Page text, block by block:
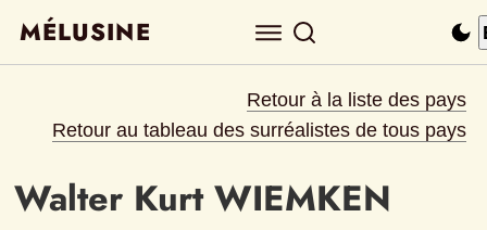
MÉLUSINE
Retour à la liste des pays
Retour au tableau des surréalistes de tous pays
Walter Kurt WIEMKEN